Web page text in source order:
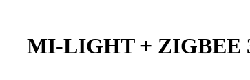
MI-LIGHT + ZIGBEE